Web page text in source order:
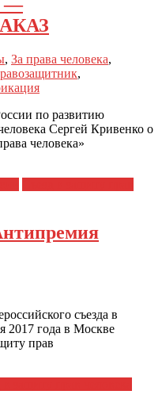
, За права человека,
,
по развитию
Сергей Кривенко о
человека»
съезда в
2017 года в Москве
прав